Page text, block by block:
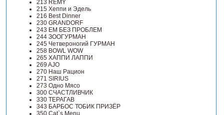
213 REMY
215 Хеппи и Эдель
216 Best Dinner
230 GRANDORF
243 ЕМ БЕЗ ПРОБЛЕМ
244 ЗООГУРМАН
245 Четвероногий ГУРМАН
258 BOWL WOW
265 ХАППИ ЛАППИ
269 AJO
270 Наш Рацион
271 SIRIUS
273 Одно Мясо
300 СЧАСТЛИВЧИК
330 ТЕРАГАВ
343 БАРБОС ТОБИК ПРИЗЁР
350 Cat`s Menu